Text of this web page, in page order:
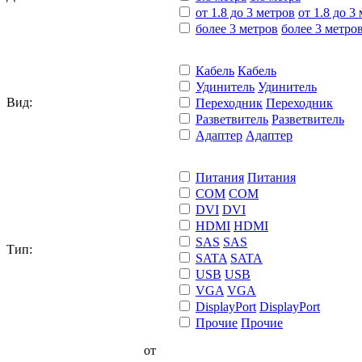
от 1.8 до 3 метров от 1.8 до 3
более 3 метров более 3 метров
Вид:
Кабель Кабель
Удинитель Удинитель
Переходник Переходник
Разветвитель Разветвитель
Адаптер Адаптер
Тип:
Питания Питания
COM COM
DVI DVI
HDMI HDMI
SAS SAS
SATA SATA
USB USB
VGA VGA
DisplayPort DisplayPort
Прочие Прочие
от